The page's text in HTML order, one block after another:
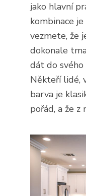
jako hlavní
kombinace
vezmete, že
dokonale
dát do svého
Někteří lidé,
barva je
pořád, a že z